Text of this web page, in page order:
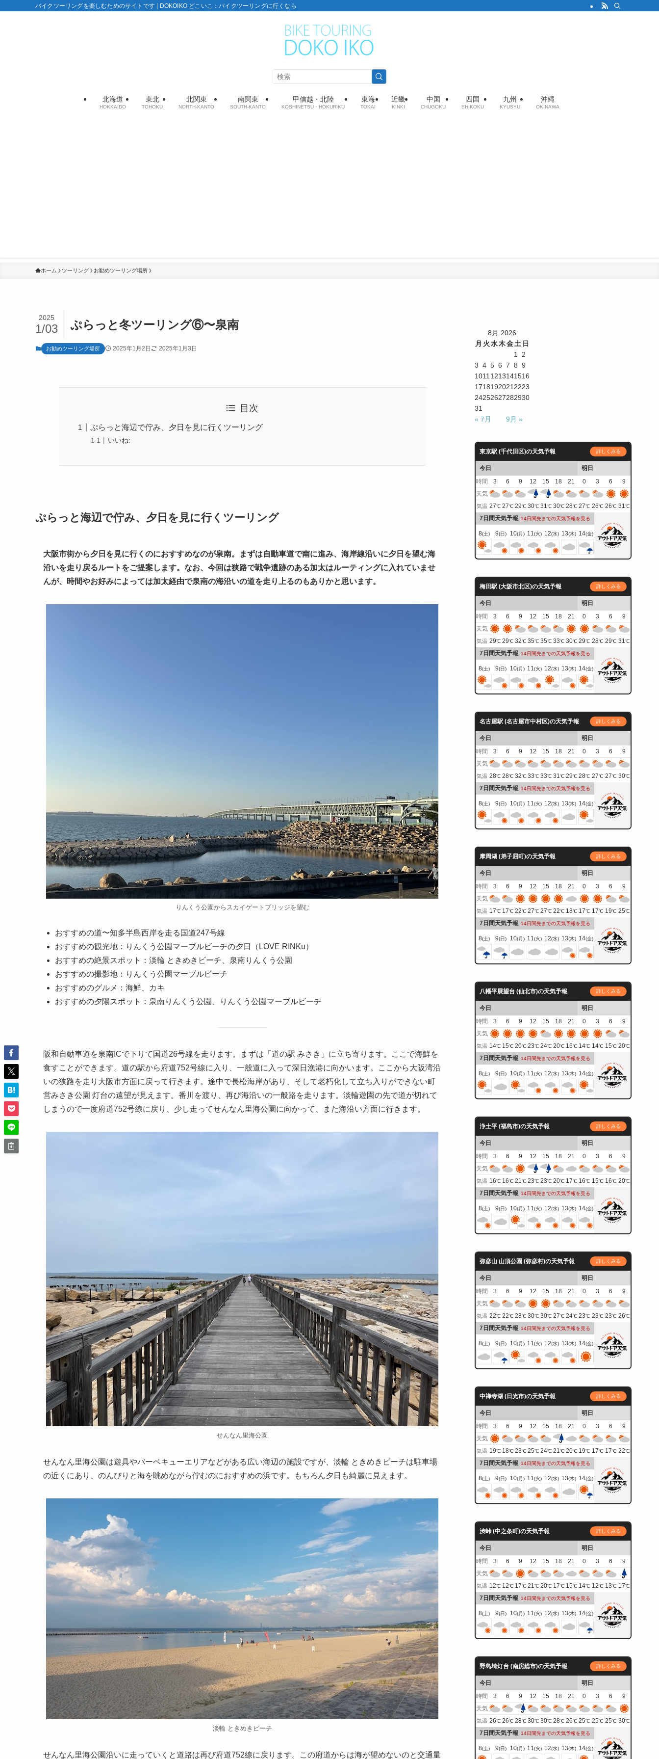
バイクツーリングを楽しむためのサイトです | DOKOIKO どこいこ：バイクツーリングに行くなら
北海道
HOKKAIDO
東北
TOHOKU
北関東
NORTH-KANTO
南関東
SOUTH-KANTO
甲信越・北陸
KOSHINETSU・HOKURIKU
東海
TOKAI
近畿
KINKI
中国
CHUGOKU
四国
SHIKOKU
九州
KYUSYU
沖縄
OKINAWA
ホーム ツーリング お勧めツーリング場所
ぷらっと冬ツーリング⑥〜泉南
2025
1/03
お勧めツーリング場所 2025年1月2日 2025年1月3日
目次
ぷらっと海辺で佇み、夕日を見に行くツーリング
いいね:
ぷらっと海辺で佇み、夕日を見に行くツーリング
大阪市街から夕日を見に行くのにおすすめなのが泉南。まずは自動車道で南に進み、海岸線沿いに夕日を望む海
沿いを走り戻るルートをご提案します。なお、今回は狭路で戦争遺跡のある加太はルーティングに入れていませ
んが、時間やお好みによっては加太経由で泉南の海沿いの道を走り上るのもありかと思います。
りんくう公園からスカイゲートブリッジを望む
おすすめの道〜知多半島西岸を走る国道247号線
おすすめの観光地：りんくう公園マーブルビーチの夕日（LOVE RINKu）
おすすめの絶景スポット：淡輪 ときめきビーチ、泉南りんくう公園
おすすめの撮影地：りんくう公園マーブルビーチ
おすすめのグルメ：海鮮、カキ
おすすめの夕陽スポット：泉南りんくう公園、りんくう公園マーブルビーチ
阪和自動車道を泉南ICで下りて国道26号線を走ります。まずは「道の駅 みさき」に立ち寄ります。ここで海鮮を
食すことができます。道の駅から府道752号線に入り、一般道に入って深日漁港に向かいます。ここから大阪湾沿
いの狭路を走り大阪市方面に戻って行きます。途中で長松海岸があり、そして老朽化して立ち入りができない町
営みさき公園 灯台の遠望が見えます。番川を渡り、再び海沿いの一般路を走ります。淡輪遊園の先で道が切れて
しまうので一度府道752号線に戻り、少し走ってせんなん里海公園に向かって、また海沿い方面に行きます。
せんなん里海公園
せんなん里海公園は遊具やバーベキューエリアなどがある広い海辺の施設ですが、淡輪 ときめきビーチは駐車場
の近くにあり、のんびりと海を眺めながら佇むのにおすすめの浜です。もちろん夕日も綺麗に見えます。
淡輪 ときめきビーチ
せんなん里海公園沿いに走っていくと道路は再び府道752線に戻ります。この府道からは海が望めないのと交通量
8月 2026
月 火水木金土 日
1
2
3 4 5 6 7 8 9
1011 1213141516
1718192021 2223
24252627282930
31
« 7月
9月 »
東京駅 (千代田区)の天気予報 詳しくみる
今日
明日
時間
3 6 9 12 15 18 21 0 3 6
9
天気
気温 27℃ 27℃ 29℃ 30℃ 31℃ 30℃ 28℃ 27℃ 26℃ 26℃ 31℃
7日間天気予報 14日間先までの天気予報を見る
8(土) 9(日) 10(月) 11(火) 12(水) 13(木) 14(金)
梅田駅 (大阪市北区)の天気予報 詳しくみる
今日
明日
時間
3 6 9 12 15 18 21 0 3 6
9
天気
気温 29℃ 29℃ 32℃ 35℃ 35℃ 33℃ 30℃ 29℃ 28℃ 29℃ 31℃
7日間天気予報 14日間先までの天気予報を見る
8(土) 9(日) 10(月) 11(火) 12(水) 13(木) 14(金)
名古屋駅 (名古屋市中村区)の天気予報 詳しくみる
今日
明日
時間
3 6 9 12 15 18 21 0 3 6
9
天気
気温 28℃ 28℃ 32℃ 33℃ 33℃ 31℃ 29℃ 28℃ 27℃ 27℃ 30℃
7日間天気予報 14日間先までの天気予報を見る
8(土) 9(日) 10(月) 11(火) 12(水) 13(木) 14(金)
摩周湖 (弟子屈町)の天気予報 詳しくみる
今日
明日
時間
3 6 9 12 15 18 21 0 3 6
9
天気
気温 17℃ 17℃ 22℃ 27℃ 27℃ 22℃ 18℃ 17℃ 17℃ 19℃ 25℃
7日間天気予報 14日間先までの天気予報を見る
8(土) 9(日) 10(月) 11(火) 12(水) 13(木) 14(金)
八幡平展望台 (仙北市)の天気予報 詳しくみる
今日
明日
時間
3 6 9 12 15 18 21 0 3 6
9
天気
気温 14℃ 15℃ 20℃ 23℃ 24℃ 20℃ 16℃ 14℃ 14℃ 15℃ 20℃
7日間天気予報 14日間先までの天気予報を見る
8(土) 9(日) 10(月) 11(火) 12(水) 13(木) 14(金)
浄土平 (福島市)の天気予報 詳しくみる
今日
明日
時間
3 6 9 12 15 18 21 0 3 6
9
天気
気温 16℃ 16℃ 21℃ 23℃ 23℃ 20℃ 17℃ 16℃ 15℃ 16℃ 20℃
7日間天気予報 14日間先までの天気予報を見る
8(土) 9(日) 10(月) 11(火) 12(水) 13(木) 14(金)
弥彦山 山頂公園 (弥彦村)の天気予報 詳しくみる
今日
明日
時間
3 6 9 12 15 18 21 0 3 6
9
天気
気温 22℃ 22℃ 28℃ 30℃ 30℃ 27℃ 24℃ 23℃ 23℃ 23℃ 26℃
7日間天気予報 14日間先までの天気予報を見る
8(土) 9(日) 10(月) 11(火) 12(水) 13(木) 14(金)
中禅寺湖 (日光市)の天気予報 詳しくみる
今日
明日
時間
3 6 9 12 15 18 21 0 3 6
9
天気
気温 19℃ 18℃ 23℃ 25℃ 24℃ 21℃ 20℃ 19℃ 17℃ 17℃ 22℃
7日間天気予報 14日間先までの天気予報を見る
8(土) 9(日) 10(月) 11(火) 12(水) 13(木) 14(金)
渋峠 (中之条町)の天気予報 詳しくみる
今日
明日
時間
3 6 9 12 15 18 21 0 3 6
9
天気
気温 12℃ 12℃ 17℃ 21℃ 20℃ 17℃ 15℃ 14℃ 12℃ 13℃ 17℃
7日間天気予報 14日間先までの天気予報を見る
8(土) 9(日) 10(月) 11(火) 12(水) 13(木) 14(金)
野島埼灯台 (南房総市)の天気予報 詳しくみる
今日
明日
時間
3 6 9 12 15 18 21 0 3 6
9
天気
気温 26℃ 26℃ 28℃ 30℃ 30℃ 28℃ 26℃ 25℃ 25℃ 25℃ 30℃
7日間天気予報 14日間先までの天気予報を見る
8(土) 9(日) 10(月) 11(火) 12(水) 13(木) 14(金)